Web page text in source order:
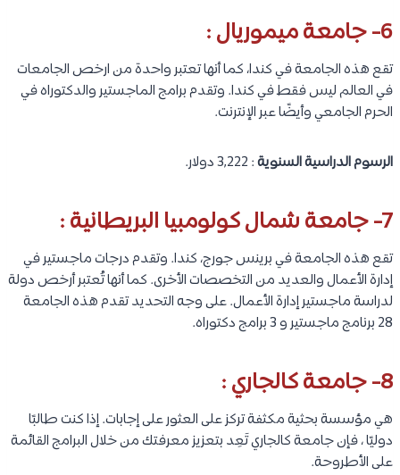
6- جامعة ميموريال :
تقع هذه الجامعة في كندا، كما أنها تعتبر واحدة من ارخص الجامعات
في العالم ليس فقط في كندا. وتقدم برامج الماجستير والدكتوراه في
الحرم الجامعي وأيضًا عبر الإنترنت.
الرسوم الدراسية السنوية: 3,222 دولار.
7- جامعة شمال كولومبيا البريطانية :
تقع هذه الجامعة في برينس جورج، كندا. وتقدم درجات ماجستير في
إدارة الأعمال والعديد من التخصصات الأخرى. كما أنها تُعتبر أرخص دولة
لدراسة ماجستير إدارة الأعمال. على وجه التحديد تقدم هذه الجامعة
28 برنامج ماجستير و 3 برامج دكتوراه.
8- جامعة كالجاري :
هي مؤسسة بحثية مكثفة تركز على العثور على إجابات. إذا كنت طالبًا
دوليًا ، فإن جامعة كالجاري تَعِد بتعزيز معرفتك من خلال البرامج القائمة
على الأطروحة.